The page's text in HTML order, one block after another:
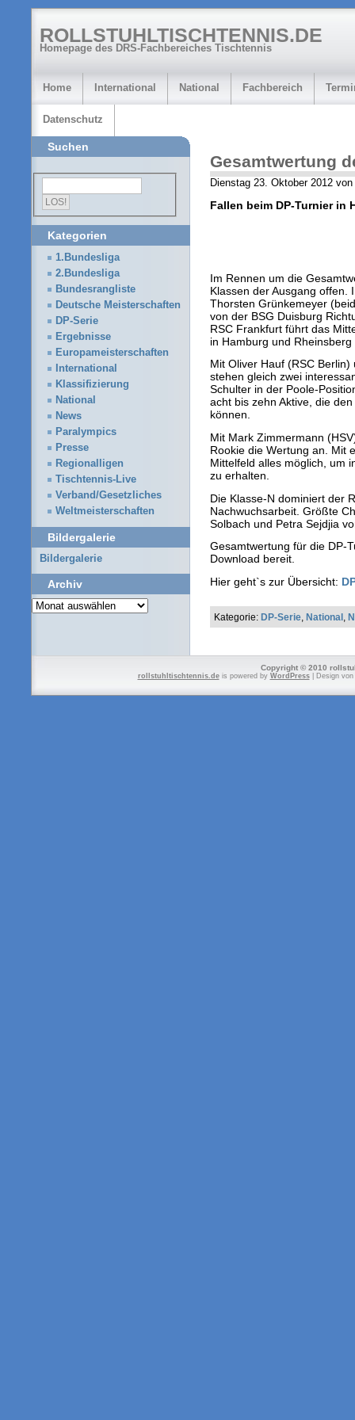
ROLLSTUHLTISCHTENNIS.DE
Homepage des DRS-Fachbereiches Tischtennis
Home International National Fachbereich
Datenschutz
Gesamtwertung
Dienstag 23. Oktober 2012
Fallen beim DP-Turnier in
Im Rennen um die
Klassen der Ausgang offen.
Thorsten Grünkemeyer
von der BSG Duisburg
RSC Frankfurt führt das
in Hamburg und
Mit Oliver Hauf (RSC
stehen gleich zwei
Schulter in der Poole-
acht bis zehn Aktive, die
können.
Mit Mark Zimmermann
Rookie die Wertung an. Mit
Mittelfeld alles möglich, um
zu erhalten.
Die Klasse-N dominiert der
Nachwuchsarbeit. Größte
Solbach und Petra Sejdjia
Gesamtwertung für die DP-
Download bereit.
Hier geht`s zur Übersicht:
Kategorie: DP-Serie National
Suchen
Kategorien
1.Bundesliga
2.Bundesliga
Bundesrangliste
Deutsche Meisterschaften
DP-Serie
Ergebnisse
Europameisterschaften
International
Klassifizierung
National
News
Paralympics
Presse
Regionalligen
Tischtennis-Live
Verband/Gesetzliches
Weltmeisterschaften
Bildergalerie
Bildergalerie
Archiv
Archiv
Copyright © 2010
rollstuhltischtennis.deis powered by WordPress| Design von